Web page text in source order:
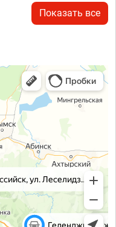
Показать все